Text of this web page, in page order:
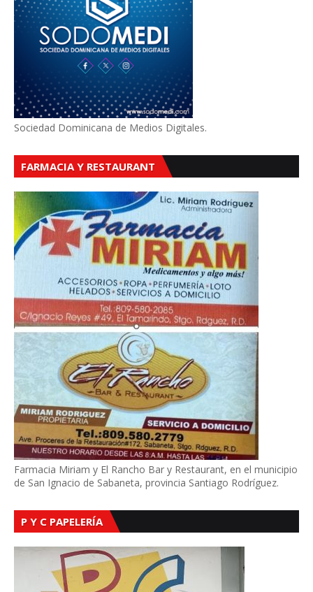
Sociedad Dominicana de Medios Digitales.
FARMACIA Y RESTAURANT
Farmacia Miriam y El Rancho Bar y Restaurant, en el municipio
de San Ignacio de Sabaneta, provincia Santiago Rodríguez.
P Y C PAPELERÍA